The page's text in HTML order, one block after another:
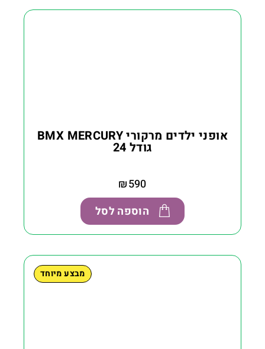
אופני ילדים מרקורי BMX MERCURY
גודל 24
₪590
הוספה לסל
מבצע מיוחד